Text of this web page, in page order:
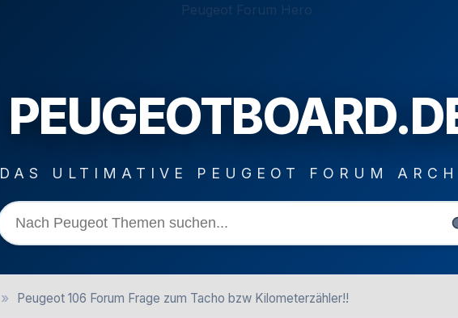
DAS ULTIMATIVE PEUGEOT FORUM
» Peugeot 106 Forum Frage zum Tacho bzw Kilometerzähler!!